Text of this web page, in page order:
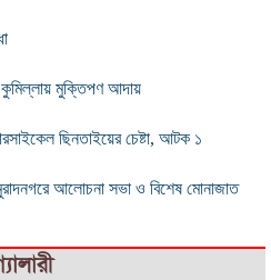
কুমিল্লায় মুক্তিপণ আদায়
ছিনতাইয়ের চেষ্টা, আটক ১
আলোচনা সভা ও বিশেষ মোনাজাত